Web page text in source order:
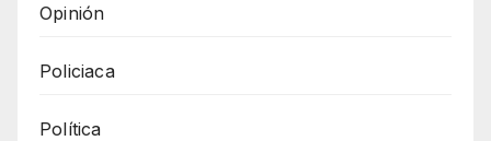
Opinión
Policiaca
Política